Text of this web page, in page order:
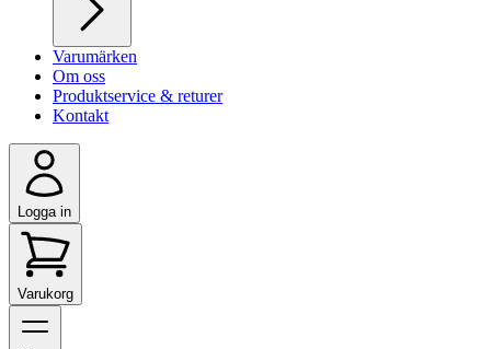
Varumärken
Om oss
Produktservice & returer
Kontakt
Logga in
Varukorg